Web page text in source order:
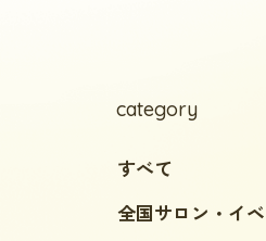
category
すべて
全国サロン・イ